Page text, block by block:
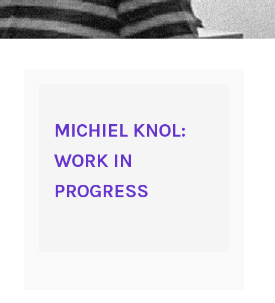
MICHIEL KNOL:
WORK IN
PROGRESS